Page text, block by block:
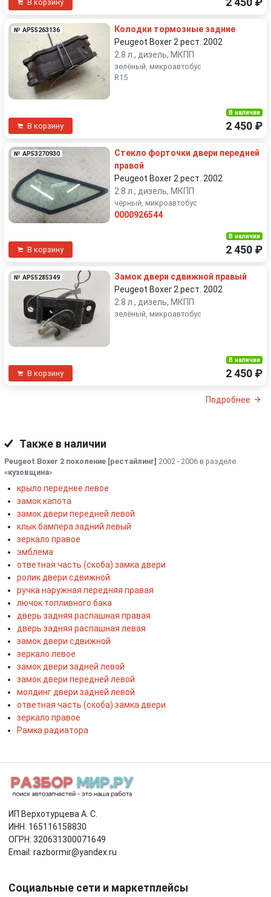
В корзину 2 450 ₽
№ AP55263136
Колодки тормозные задние
Peugeot Boxer 2 рест. 2002
2.8 л., дизель, МКПП
зелёный, микроавтобус
R15
В корзину
В наличии
2 450 ₽
№ AP53270930
Стекло форточки двери передней
правой
Peugeot Boxer 2 рест. 2002
2.8 л., дизель, МКПП
чёрный, микроавтобус
0000926544
В корзину
В наличии
2 450 ₽
№ AP55285349
Замок двери сдвижной правый
Peugeot Boxer 2 рест. 2002
2.8 л., дизель, МКПП
зелёный, микроавтобус
В корзину
В наличии
2 450 ₽
Подробнее
Также в наличии
Peugeot Boxer 2 поколение [рестайлинг] 2002 - 2006 в разделе
«кузовщина»
крыло переднее левое
замок капота
замок двери передней левой
клык бампера задний левый
зеркало правое
эмблема
ответная часть (скоба) замка двери
ролик двери сдвижной
ручка наружная передняя правая
лючок топливного бака
дверь задняя распашная правая
дверь задняя распашная левая
замок двери сдвижной
зеркало левое
замок двери задней левой
замок двери передней левой
молдинг двери задней левой
ответная часть (скоба) замка двери
зеркало правое
Рамка радиатора
ИП Верхотурцева А. С.
ИНН: 165116158830
ОГРН: 320631300071649
Email: razbormir@yandex.ru
Социальные сети и маркетплейсы